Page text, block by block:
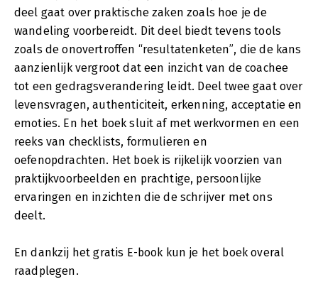
deel gaat over praktische zaken zoals hoe je de
wandeling voorbereidt. Dit deel biedt tevens tools
zoals de onovertroffen “resultatenketen”, die de kans
aanzienlijk vergroot dat een inzicht van de coachee
tot een gedragsverandering leidt. Deel twee gaat over
levensvragen, authenticiteit, erkenning, acceptatie en
emoties. En het boek sluit af met werkvormen en een
reeks van checklists, formulieren en
oefenopdrachten. Het boek is rijkelijk voorzien van
praktijkvoorbeelden en prachtige, persoonlijke
ervaringen en inzichten die de schrijver met ons
deelt.
En dankzij het gratis E-book kun je het boek overal
raadplegen.